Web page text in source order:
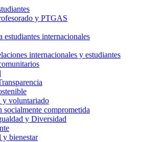
y PTGAS
estudiantes internacionales
internacionales y estudiantes
y voluntariado
socialmente comprometida
y Diversidad
y bienestar